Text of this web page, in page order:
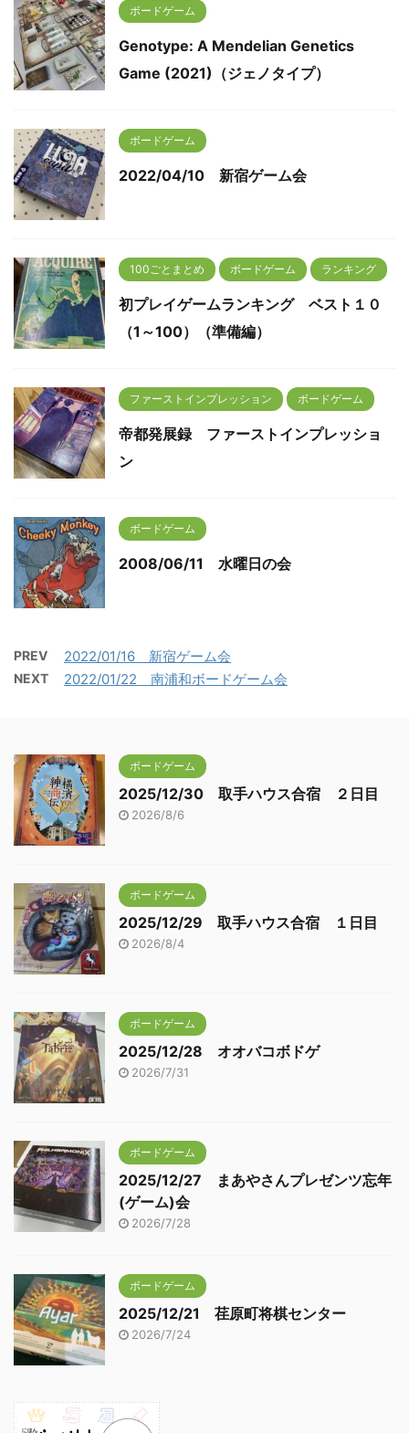
ボードゲーム
Genotype: A Mendelian Genetics
Game (2021)（ジェノタイプ）
ボードゲーム
2022/04/10 新宿ゲーム会
100ごとまとめ ボードゲーム ランキング
初プレイゲームランキング ベスト１０
（1～100）（準備編）
ファーストインプレッション ボードゲーム
帝都発展録 ファーストインプレッショ
ン
ボードゲーム
2008/06/11 水曜日の会
PREV 2022/01/16 新宿ゲーム会
NEXT 2022/01/22 南浦和ボードゲーム会
ボードゲーム
2025/12/30 取手ハウス合宿 ２日目
2026/8/6
ボードゲーム
2025/12/29 取手ハウス合宿 １日目
2026/8/4
ボードゲーム
2025/12/28 オオバコボドゲ
2026/7/31
ボードゲーム
2025/12/27 まあやさんプレゼンツ忘年
(ゲーム)会
2026/7/28
ボードゲーム
2025/12/21 荏原町将棋センター
2026/7/24